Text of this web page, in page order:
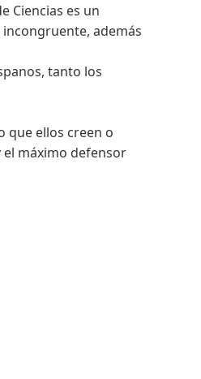
Ciencias es un
además
tanto los
que ellos creen o
el máximo defensor